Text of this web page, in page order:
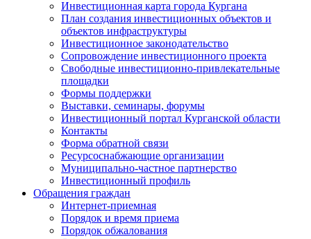
Инвестиционная карта города Кургана
План создания инвестиционных объектов и
объектов инфраструктуры
Инвестиционное законодательство
Сопровождение инвестиционного проекта
Свободные инвестиционно-привлекательные
площадки
Формы поддержки
Выставки, семинары, форумы
Инвестиционный портал Курганской области
Контакты
Форма обратной связи
Ресурсоснабжающие организации
Муниципально-частное партнерство
Инвестиционный профиль
Обращения граждан
Интернет-приемная
Порядок и время приема
Порядок обжалования